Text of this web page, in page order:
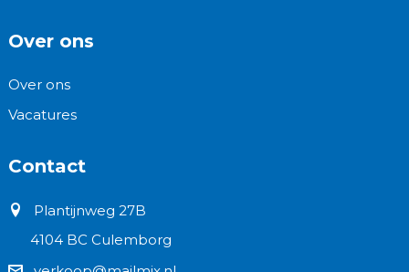
Over ons
Over ons
Vacatures
Contact
Plantijnweg 27B
4104 BC Culemborg